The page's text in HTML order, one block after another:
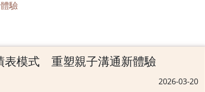
驗
表模式 重塑親子溝通新體驗
2026-03-20